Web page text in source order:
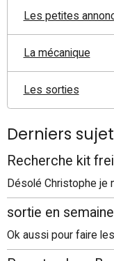
Les petites
La mécanique
Les sorties
Derniers
Recherche kit
Désolé Christophe je
sortie en semaine
Ok aussi pour faire